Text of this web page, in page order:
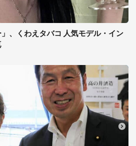
、くわえタバコ 人気モデル・イン